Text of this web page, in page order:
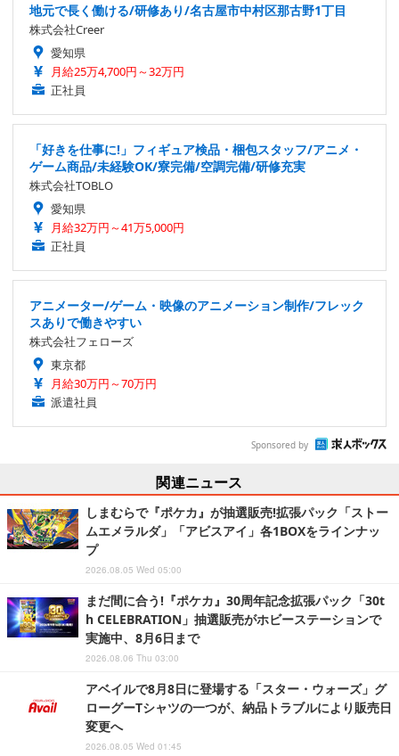
地元で長く働ける/研修あり/名古屋市中村区那古野1丁目
株式会社Creer
愛知県
月給25万4,700円～32万円
正社員
「好きを仕事に!」フィギュア検品・梱包スタッフ/アニメ・
ゲーム商品/未経験OK/寮完備/空調完備/研修充実
株式会社TOBLO
愛知県
月給32万円～41万5,000円
正社員
アニメーター/ゲーム・映像のアニメーション制作/フレック
スありで働きやすい
株式会社フェローズ
東京都
月給30万円～70万円
派遣社員
Sponsored by
関連ニュース
しまむらで『ポケカ』が抽選販売!拡張パック「ストー
ムエメラルダ」「アビスアイ」各1BOXをラインナッ
プ
2026.08.05 Wed 05:00
まだ間に合う!『ポケカ』30周年記念拡張パック「30t
h CELEBRATION」抽選販売がホビーステーションで
実施中、8月6日まで
2026.08.06 Thu 03:00
アベイルで8月8日に登場する「スター・ウォーズ」グ
ローグーTシャツの一つが、納品トラブルにより販売日
変更へ
2026.08.05 Wed 01:45